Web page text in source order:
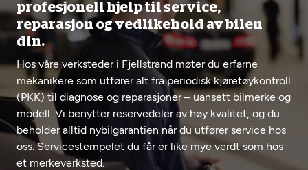
Bilservice
EU-kontroll - Vanlig bil (opptil 3,5t)
Diagnose/Feilsøking
Se alle (52) tjenester her
Hvorfor Mekonomen
Bilkonto
Elbilverksted
Fritt verkstedvalg
Lønnsomt valg
Mobilitetsgaranti
Biltips og råd
Lag en brukerkonto
Er du ikke Mekonomen-kunde ennå? Opprett en konto
ved å klikke på knappen nedenfor.
Opprett en konto
profesjonell hjelp til service,
reparasjon og vedlikehold av bilen
din.
Hos våre verksteder i Fjellstrand møter du erfarne
mekanikere som utfører alt fra periodisk kjøretøykontroll
(PKK) til diagnose og reparasjoner – uansett bilmerke og
modell. Vi benytter reservedeler av høy kvalitet, og du
beholder alltid nybilgarantien når du utfører service hos
oss. Servicestempelet du får er like mye verdt som hos
et merkeverksted.